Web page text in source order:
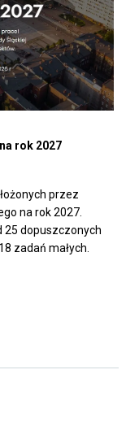
rok 2027
przez
na rok 2027.
25 dopuszczonych
zadań małych.